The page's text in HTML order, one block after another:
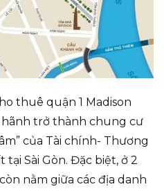
thuê quận 1 Madison
hãnh trở thành chung cư
của Tài chính- Thương
Sài Gòn. Đặc biệt, ở 2
nằm giữa các địa danh